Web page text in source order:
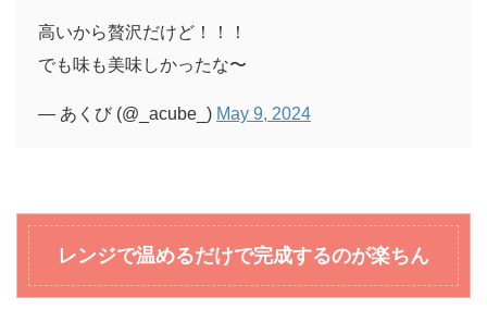
高いから贅沢だけど！！！
でも味も美味しかったな〜
— あくび (@_acube_) May 9, 2024
レンジで温めるだけで完成するのが楽ちん